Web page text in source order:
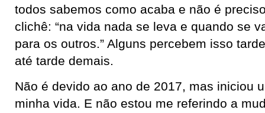
todos sabemos como acaba e não é
clichê: “na vida nada se leva e quando se
para os outros.” Alguns percebem isso
até tarde demais.
Não é devido ao ano de 2017, mas iniciou
minha vida. E não estou me referindo a